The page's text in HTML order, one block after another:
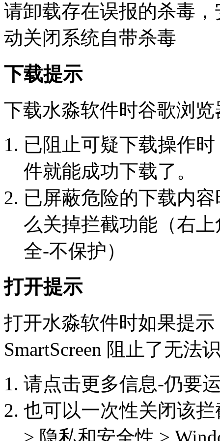
请卸载存在误报的杀毒
动关闭系统自带杀毒
下载提示
下载水淼软件时谷歌浏
已阻止可疑下载操作
件就能成功下载了。
已屏蔽危险的下载内
么关掉拦截功能（右
全-不保护）
打开提示
打开水淼软件时如果提示
SmartScreen 阻止了无法
请点击更多信息-仍要
也可以一次性关闭该